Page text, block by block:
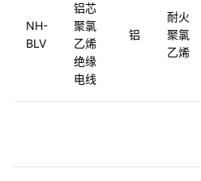
NH-
BLV
铝芯
聚氯
乙烯
绝缘
电线
铝
耐火
聚氯
乙烯